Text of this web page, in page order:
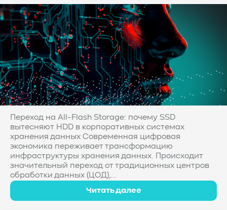
Переход на All-Flash Storage: почему SSD
вытесняют HDD в корпоративных системах
хранения данных Современная цифровая
экономика переживает трансформацию
инфраструктуры хранения данных. Происходит
значительный переход от традиционных центров
обработки данных (ЦОД),...
Читать далее